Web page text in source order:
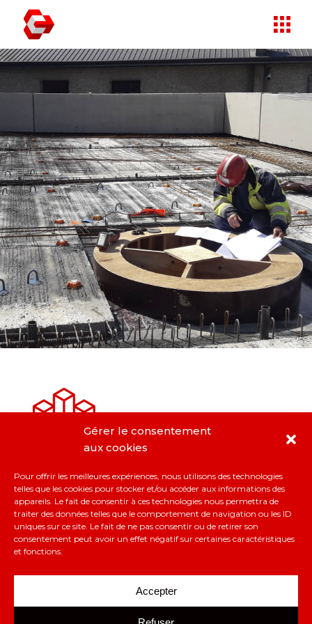
Gérer le consentement
aux cookies
Pour offrir les meilleures expériences, nous utilisons des technologies
telles que les cookies pour stocker et/ou accéder aux informations des
appareils. Le fait de consentir à ces technologies nous permettra de
traiter des données telles que le comportement de navigation ou les ID
uniques sur ce site. Le fait de ne pas consentir ou de retirer son
consentement peut avoir un effet négatif sur certaines caractéristiques
et fonctions.
Accepter
GROS OEUVRE
Confiez nous vos ouvrages en béton de 500 k€
à 10 M€.
EN SAVOIR PLUS